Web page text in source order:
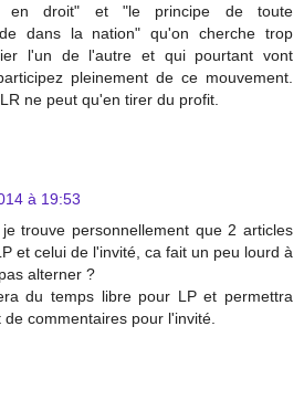
en droit" et "le principe de toute
dans la nation" qu'on cherche trop
l'un de l'autre et qui pourtant vont
pleinement de ce mouvement.
ne peut qu'en tirer du profit.
à 19:53
trouve personnellement que 2 articles
et celui de l'invité, ca fait un peu lourd à
alterner ?
du temps libre pour LP et permettra
commentaires pour l'invité.